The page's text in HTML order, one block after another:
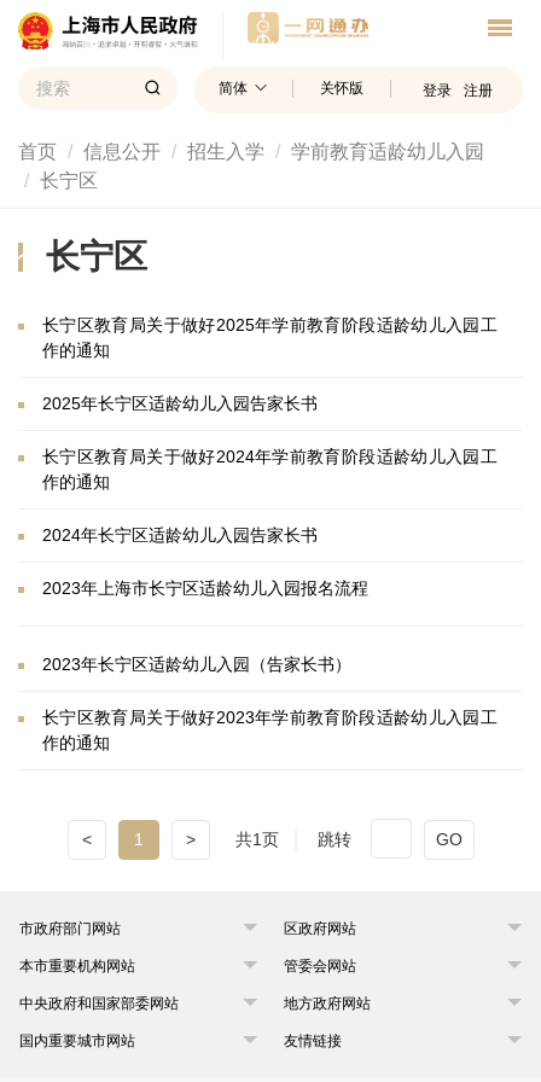
简体 关怀版 登录 注册
首页 信息公开 招生入学
学前教育适龄幼儿入园
长宁区
长宁区
长宁区教育局关于做好2025年学前教育阶段适龄幼儿入园工
作的通知
2025年长宁区适龄幼儿入园告家长书
长宁区教育局关于做好2024年学前教育阶段适龄幼儿入园工
作的通知
2024年长宁区适龄幼儿入园告家长书
2023年上海市长宁区适龄幼儿入园报名流程
2023年长宁区适龄幼儿入园（告家长书）
长宁区教育局关于做好2023年学前教育阶段适龄幼儿入园工
作的通知
< 1 > 共1页 跳转 GO
市政府部门网站 区政府网站
本市重要机构网站 管委会网站
中央政府和国家部委网站 地方政府网站
国内重要城市网站 友情链接